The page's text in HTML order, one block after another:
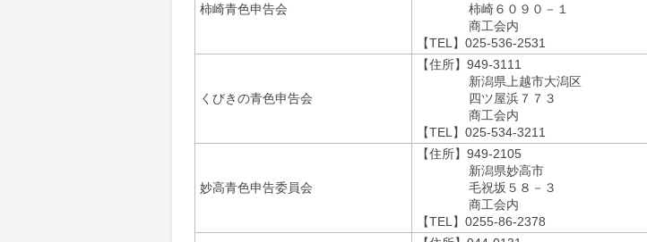
柿崎青色申告会
柿崎６０９０－１
商工会内
【TEL】025-536-2531
くびきの青色申告会
【住所】949-3111
新潟県上越市大潟区
四ツ屋浜７７３
商工会内
【TEL】025-534-3211
妙高青色申告委員会
【住所】949-2105
新潟県妙高市
毛祝坂５８－３
商工会内
【TEL】0255-86-2378